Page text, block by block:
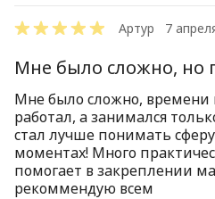
Артур 7
Мне было сложно, но
Мне было сложно, времени
работал, а занимался
стал лучше понимать
моментах! Много
помогает в закреплении
рекоммендую всем